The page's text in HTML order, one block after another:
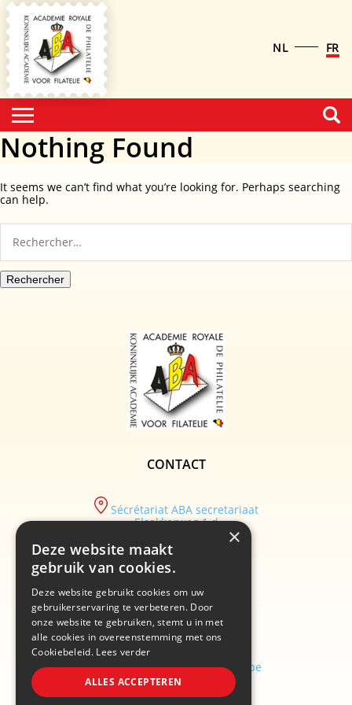
NL FR
Nothing Found
It seems we can’t find what you’re looking for. Perhaps searching
can help.
Rechercher :
CONTACT
Sécrétariat ABA secretariaat
Elsakkerweg 1 d
9830 Sint-Martens-Latem
tel :
+32/ (0)9 282.29.89
email :
info@academiebelgium.be
webmaster :
vandenhaute.johann@skynet.be
×
Deze website maakt
gebruik van cookies.
Deze website gebruikt cookies om uw
gebruikerservaring te verbeteren. Door
onze website te gebruiken, stemt u in met
alle cookies in overeenstemming met ons
Cookiebeleid. Lees verder
ALLES ACCEPTEREN